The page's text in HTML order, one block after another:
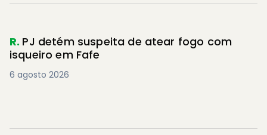
R. PJ detém suspeita de atear fogo com
isqueiro em Fafe
6 agosto 2026